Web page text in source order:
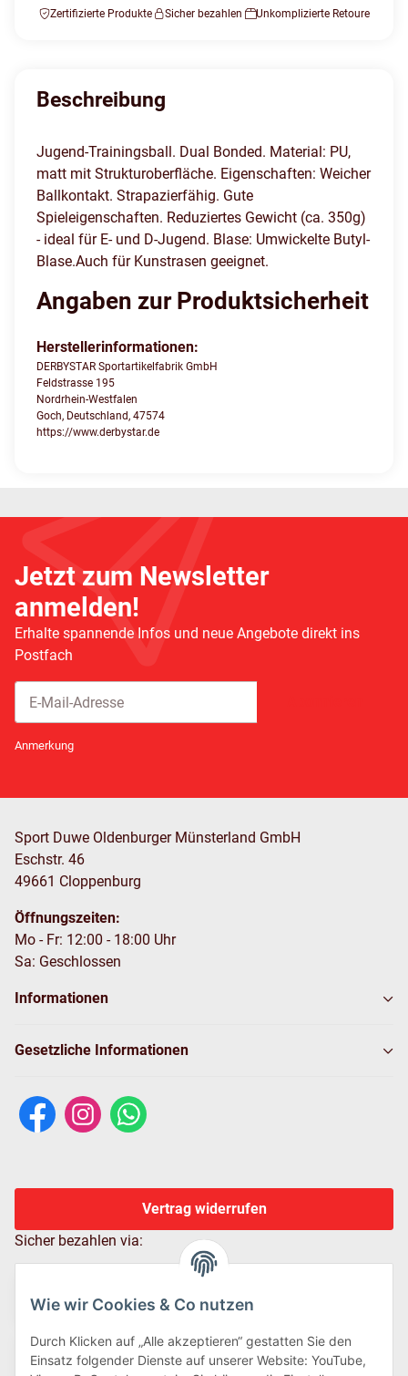
Wie wir Cookies & Co nutzen
Durch Klicken auf „Alle akzeptieren“ gestatten Sie den
Einsatz folgender Dienste auf unserer Website: YouTube,
Zertifizierte Produkte Sicher bezahlen Unkomplizierte Retoure
Beschreibung
Jugend-Trainingsball. Dual Bonded. Material: PU,
matt mit Strukturoberfläche. Eigenschaften: Weicher
Ballkontakt. Strapazierfähig. Gute
Spieleigenschaften. Reduziertes Gewicht (ca. 350g)
- ideal für E- und D-Jugend. Blase: Umwickelte Butyl-
Blase.Auch für Kunstrasen geeignet.
Angaben zur Produktsicherheit
Herstellerinformationen:
DERBYSTAR Sportartikelfabrik GmbH
Feldstrasse 195
Nordrhein-Westfalen
Goch, Deutschland, 47574
https://www.derbystar.de
Jetzt zum Newsletter
anmelden!
Erhalte spannende Infos und neue Angebote direkt ins
Postfach
Anmerkung
Sport Duwe Oldenburger Münsterland GmbH
Eschstr. 46
49661 Cloppenburg
Öffnungszeiten:
Mo - Fr: 12:00 - 18:00 Uhr
Sa: Geschlossen
Informationen
Gesetzliche Informationen
Vertrag widerrufen
Sicher bezahlen via: